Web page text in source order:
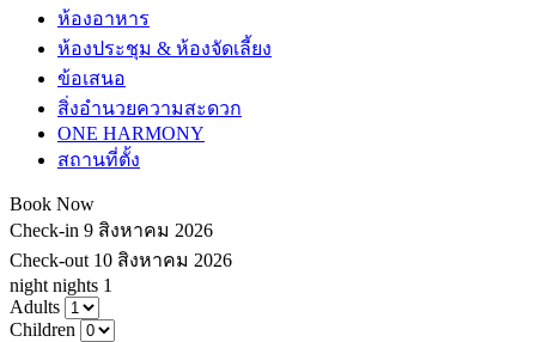
ห้องอาหาร
ห้องประชุม & ห้องจัดเลี้ยง
ข้อเสนอ
สิ่งอำนวยความสะดวก
ONE HARMONY
สถานที่ตั้ง
Book Now
Check-in 9 สิงหาคม 2026
Check-out 10 สิงหาคม 2026
night nights 1
Adults
Children